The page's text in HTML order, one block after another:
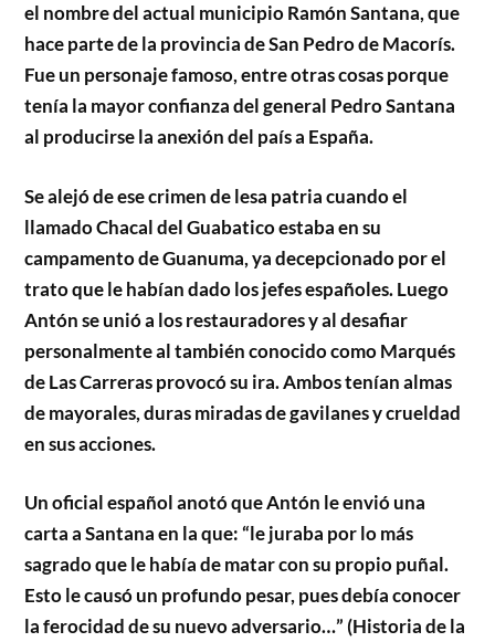
el nombre del actual municipio Ramón Santana, que
hace parte de la provincia de San Pedro de Macorís.
Fue un personaje famoso, entre otras cosas porque
tenía la mayor confianza del general Pedro Santana
al producirse la anexión del país a España.
Se alejó de ese crimen de lesa patria cuando el
llamado Chacal del Guabatico estaba en su
campamento de Guanuma, ya decepcionado por el
trato que le habían dado los jefes españoles. Luego
Antón se unió a los restauradores y al desafiar
personalmente al también conocido como Marqués
de Las Carreras provocó su ira. Ambos tenían almas
de mayorales, duras miradas de gavilanes y crueldad
en sus acciones.
Un oficial español anotó que Antón le envió una
carta a Santana en la que: “le juraba por lo más
sagrado que le había de matar con su propio puñal.
Esto le causó un profundo pesar, pues debía conocer
la ferocidad de su nuevo adversario…” (Historia de la